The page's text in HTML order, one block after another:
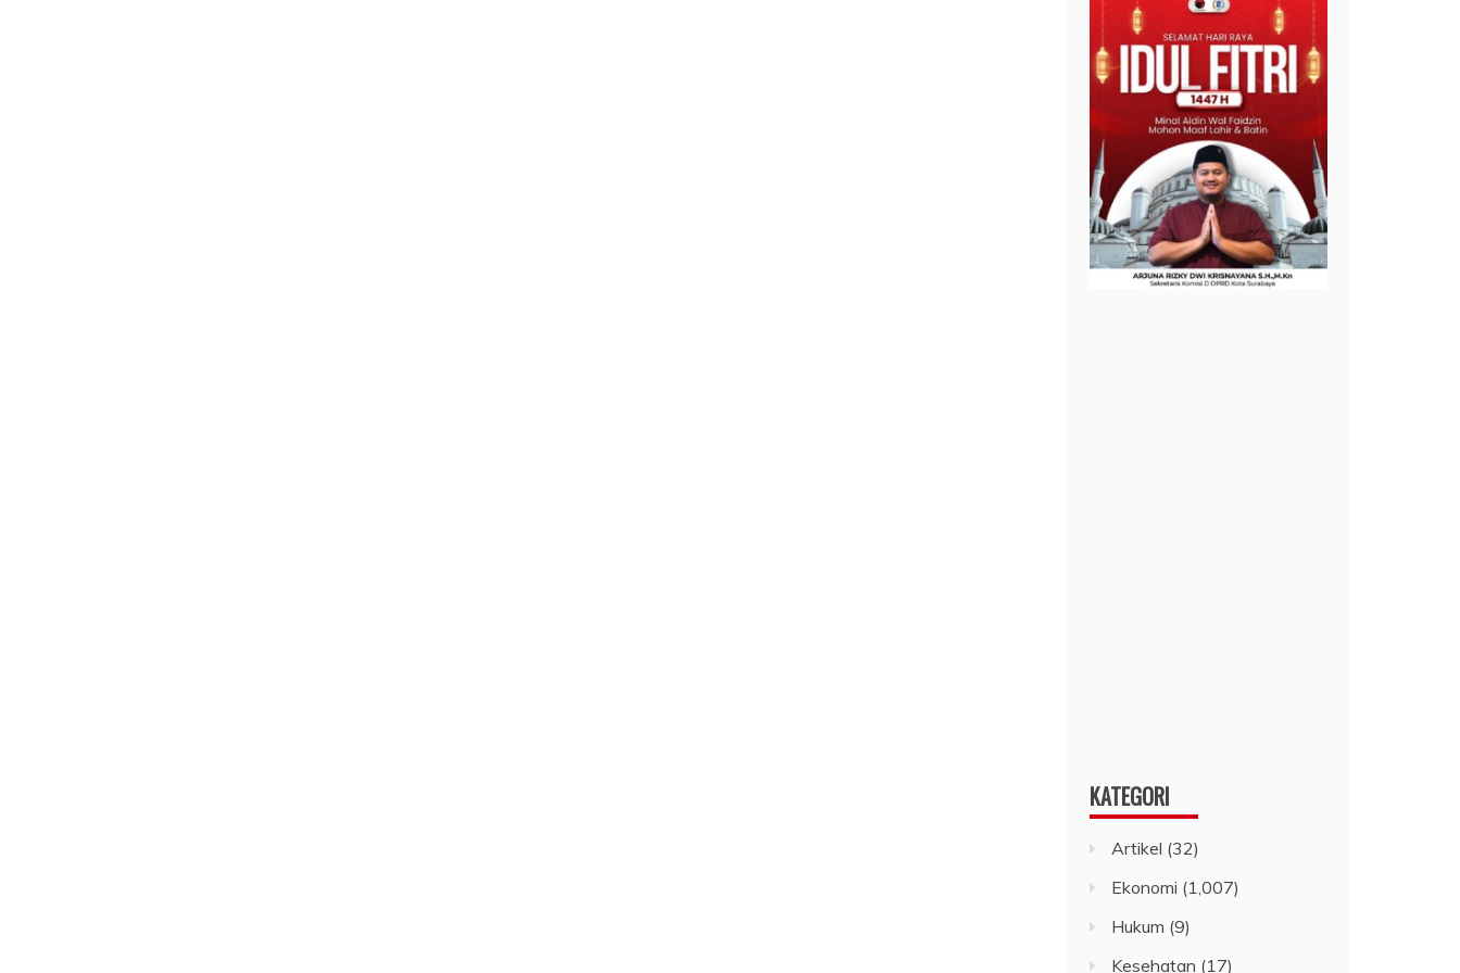
KATEGORI
Artikel (32)
Ekonomi (1,007)
Hukum (9)
Kesehatan (17)